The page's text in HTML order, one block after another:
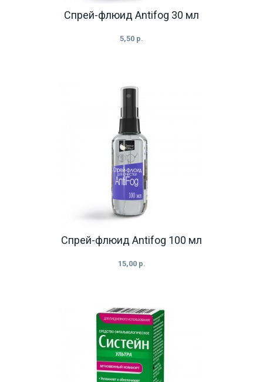
Спрей-флюид Antifog 30 мл
5,50 р.
Спрей-флюид Antifog 100 мл
15,00 р.